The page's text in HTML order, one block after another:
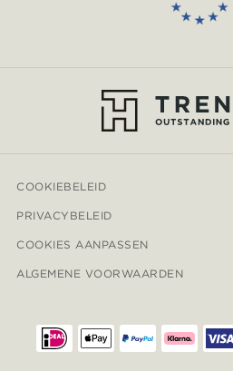
COOKIEBELEID
PRIVACYBELEID
COOKIES AANPASSEN
ALGEMENE VOORWAARDEN